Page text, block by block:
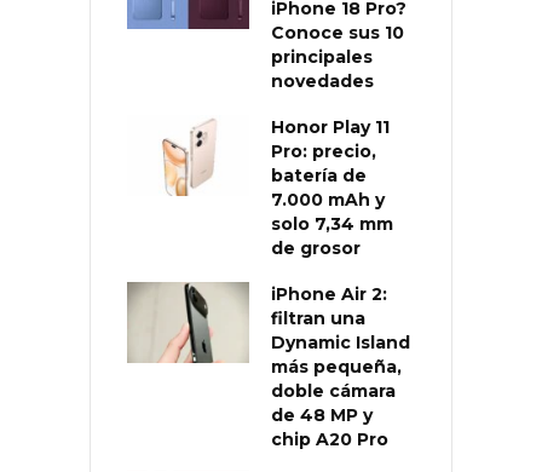
iPhone 18 Pro?
Conoce sus 10
principales
novedades
Honor Play 11
Pro: precio,
batería de
7.000 mAh y
solo 7,34 mm
de grosor
iPhone Air 2:
filtran una
Dynamic Island
más pequeña,
doble cámara
de 48 MP y
chip A20 Pro